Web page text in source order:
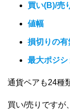
買い(B)/売
値幅
損切りの有
最大ポジシ
通貨ペアも24種
買い/売りですが